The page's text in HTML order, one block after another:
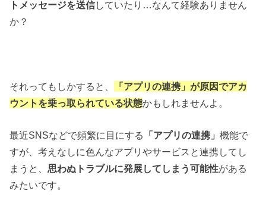
トメッセージを送信していたり…なんて経験ありません
か？
それってもしかすると、
「アプリの連携」が原因でアカ
ウントを乗っ取られている状態かもしれませんよ。
最近SNSなどで頻繁に目にする 「アプリの連携」機能で
すが、考えなしに色んなアプリやサービスと連携してし
まうと、思わぬトラブルに発展してしまう可能性がある
みたいです。